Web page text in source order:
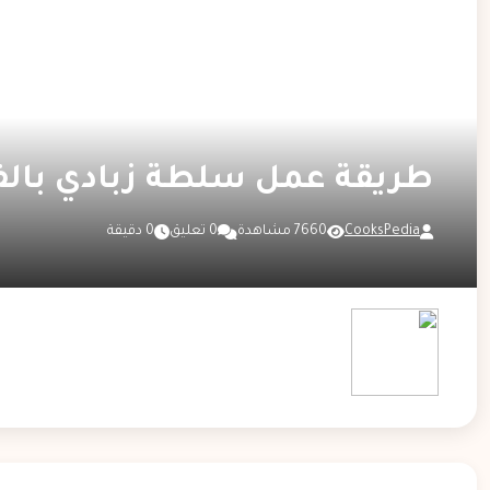
طريقة عمل سلطة زبادي
CooksPedia 7660 مشاهدة 0 تعليق 0 دقيقة